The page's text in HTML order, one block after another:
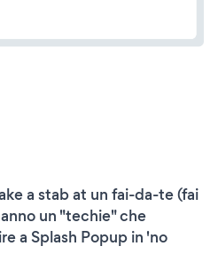
a stab at un fai-da-te (fai
un "techie" che
a Splash Popup in 'no